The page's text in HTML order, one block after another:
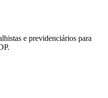
e previdenciários para